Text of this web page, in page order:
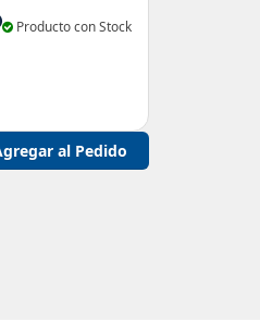
Producto con Stock